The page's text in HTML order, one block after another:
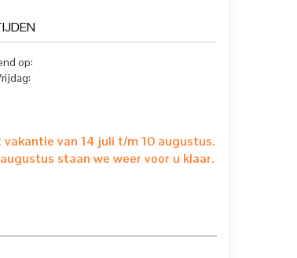
op:
van 14 juli t/m 10 augustus.
staan we weer voor u klaar.